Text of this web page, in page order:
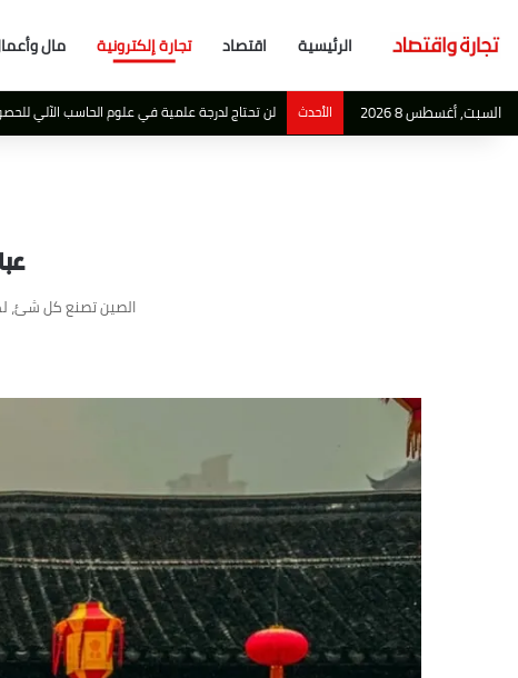
الرئيسية اقتصاد تجارة إلكترونية مال
السبت, أغسطس 8 2026 الأحدث أبو ظبي تصبح احدث ملاذ آمن لاهم مليارديرات
الصين تصنع كل شئ،